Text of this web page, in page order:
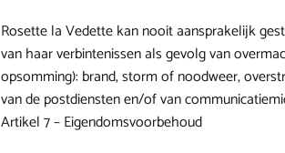
Rosette la Vedette kan nooit aansprakelijk
van haar verbintenissen als gevolg van
opsomming): brand, storm of noodweer,
van de postdiensten en/of van
Artikel 7 – Eigendomsvoorbehoud